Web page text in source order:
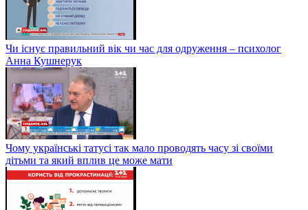
Чи існує правильний вік чи час для одруження – психолог
Анна Кушнерук
Чому українські татусі так мало проводять часу зі своїми
дітьми та який вплив це може мати